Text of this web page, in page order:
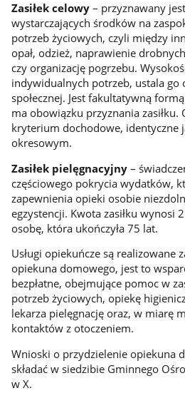
Zasiłek celowy – przyznawany
wystarczających środków na
potrzeb życiowych, czyli między
opał, odzież, naprawienie
czy organizację pogrzebu.
indywidualnych potrzeb, ustala go
społecznej. Jest fakultatywną
ma obowiązku przyznania
kryterium dochodowe, identyczne
okresowym.
Zasiłek pielęgnacyjny –
częściowego pokrycia wydatków,
zapewnienia opieki osobie
egzystencji. Kwota zasiłku wynosi
osobę, która ukończyła 75 lat.
Usługi opiekuńcze są realizowane
opiekuna domowego, jest to
bezpłatne, obejmujące pomoc w
potrzeb życiowych, opiekę
lekarza pielęgnację oraz, w miarę
kontaktów z otoczeniem.
Wnioski o przydzielenie opiekuna
składać w siedzibie Gminnego
w X.